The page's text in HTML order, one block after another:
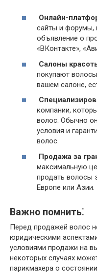
Онлайн-
сайты и форумы,
объявление о
«ВКонтакте»,
Салоны
покупают
вашем салоне,
компании,
волос. Обычно
условия и
волос.
Продажа за
максимальную
продать волосы
Европе или Азии.
Важно помнить⁚
Перед продажей волос
юридическими
условиями продажи на
некоторых случаях
парикмахера о